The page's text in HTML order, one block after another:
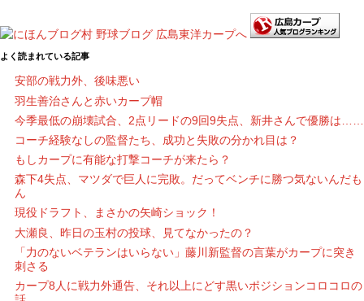
よく読まれている記事
安部の戦力外、後味悪い
羽生善治さんと赤いカープ帽
今季最低の崩壊試合、2点リードの9回9失点、新井さんで優勝は……
コーチ経験なしの監督たち、成功と失敗の分かれ目は？
もしカープに有能な打撃コーチが来たら？
森下4失点、マツダで巨人に完敗。だってベンチに勝つ気ないんだも
ん
現役ドラフト、まさかの矢崎ショック！
大瀬良、昨日の玉村の投球、見てなかったの？
「力のないベテランはいらない」藤川新監督の言葉がカープに突き
刺さる
カープ8人に戦力外通告、それ以上にどす黒いポジションコロコロの